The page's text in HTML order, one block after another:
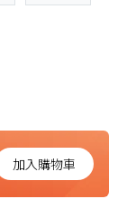
加入購物車